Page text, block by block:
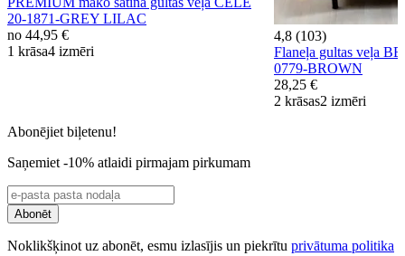
20-1871-GREY LILAC
no 44,95 €
1 krāsa4 izmēri
4,8 (103)
Flaneļa gultas veļa
0779-BROWN
28,25 €
2 krāsas2 izmēri
Abonējiet biļetenu!
Saņemiet -10% atlaidi pirmajam pirkumam
Abonēt
Noklikšķinot uz abonēt, esmu izlasījis un piekrītu privātuma politika